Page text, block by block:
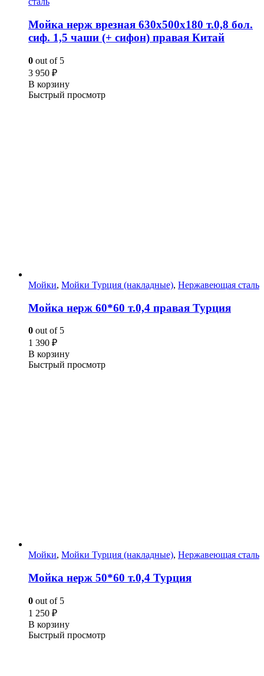
Мойка нерж врезная 630х500х180 т.0,8 бол.
сиф. 1,5 чаши (+ сифон) правая Китай
0 out of 5
3 950 ₽
В корзину
Быстрый просмотр
Мойки, Мойки Турция (накладные), Нержавеющая сталь
Мойка нерж 60*60 т.0,4 правая Турция
0 out of 5
1 390 ₽
В корзину
Быстрый просмотр
Мойки, Мойки Турция (накладные), Нержавеющая сталь
Мойка нерж 50*60 т.0,4 Турция
0 out of 5
1 250 ₽
В корзину
Быстрый просмотр